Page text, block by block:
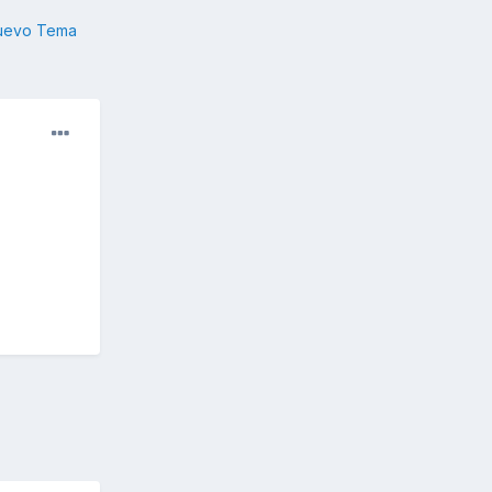
Tema